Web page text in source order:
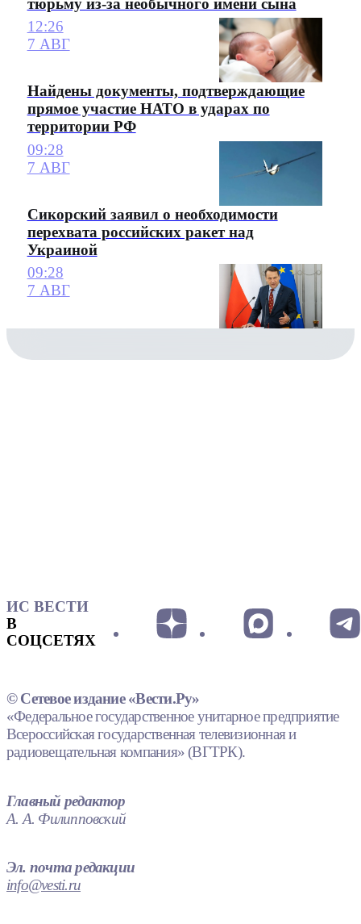
тюрьму из-за необычного имени сына
12:26
7 АВГ
Найдены документы, подтверждающие
прямое участие НАТО в ударах по
территории РФ
09:28
7 АВГ
Сикорский заявил о необходимости
перехвата российских ракет над
Украиной
09:28
7 АВГ
ИС ВЕСТИ
В
СОЦСЕТЯХ
© Сетевое издание «Вести.Ру»
«Федеральное государственное унитарное предприятие
Всероссийская государственная телевизионная и
радиовещательная компания» (ВГТРК).
Главный редактор
А. А. Филипповский
Эл. почта редакции
info@vesti.ru